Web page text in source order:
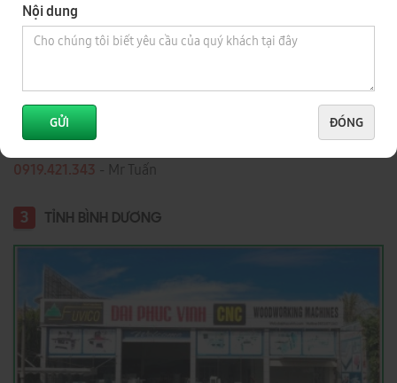
Nội dung
GỬI ĐÓNG
0918 744 343- Mr Dũng
0973 735 343
0919.421.343 ​​​​​​ - Mr Tuấn
3 TỈNH BÌNH DƯƠNG